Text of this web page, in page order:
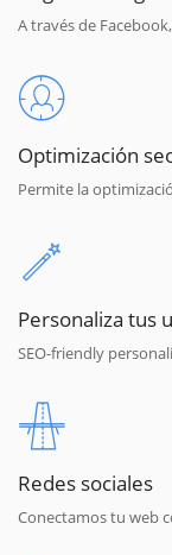
A través de
Optimización
Permite la
Personaliza tus
SEO-friendly
Redes sociales
Conectamos tu web